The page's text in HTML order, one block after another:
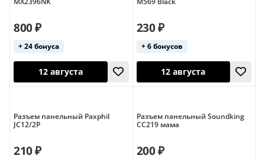
13 августа 17 августа
800 ₽
+ 24 бонуса
230 ₽
+ 6 бонусов
Разъем панельный Paxphil
JC12/2P
210 ₽
Разъем панельный Soundking
CC219 мама
200 ₽